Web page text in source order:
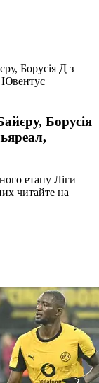
Борусія Д з
Ювентус
Борусія
етапу Ліги
читайте на